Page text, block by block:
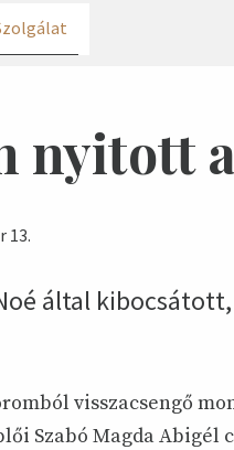
nyitott
13.
által
visszacsengő
Szabó Magda Abigél